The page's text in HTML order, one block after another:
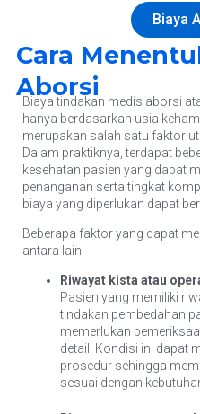
Biaya
Cara
Aborsi
Biaya tindakan medis aborsi
hanya berdasarkan usia
merupakan salah satu faktor
Dalam praktiknya, terdapat
kesehatan pasien yang dapat
penanganan serta tingkat
biaya yang diperlukan dapat
Beberapa faktor yang dapat
antara lain:
Riwayat kista atau
Pasien yang memiliki
tindakan pembedahan
memerlukan
detail. Kondisi ini dapat
prosedur sehingga
sesuai dengan